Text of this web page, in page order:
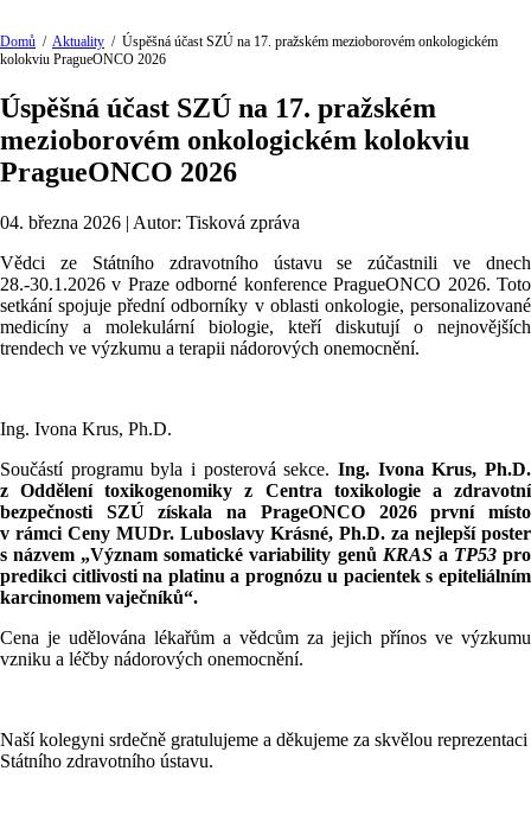
Domů / Aktuality / Úspěšná účast SZÚ na 17. pražském mezioborovém onkologickém
kolokviu PragueONCO 2026
Úspěšná účast SZÚ na 17. pražském
mezioborovém onkologickém kolokviu
PragueONCO 2026
04. března 2026 | Autor: Tisková zpráva
Vědci ze Státního zdravotního ústavu se zúčastnili ve dnech
28.-30.1.2026 v Praze odborné konference PragueONCO 2026. Toto
setkání spojuje přední odborníky v oblasti onkologie, personalizované
medicíny a molekulární biologie, kteří diskutují o nejnovějších
trendech ve výzkumu a terapii nádorových onemocnění.
Ing. Ivona Krus, Ph.D.
Součástí programu byla i posterová sekce. Ing. Ivona Krus, Ph.D.
z Oddělení toxikogenomiky z Centra toxikologie a zdravotní
bezpečnosti SZÚ získala na PrageONCO 2026 první místo
v rámci Ceny MUDr. Luboslavy Krásné, Ph.D. za nejlepší poster
s názvem „Význam somatické variability genů KRASa TP53pro
predikci citlivosti na platinu a prognózu u pacientek s epiteliálním
karcinomem vaječníků“.
Cena je udělována lékařům a vědcům za jejich přínos ve výzkumu
vzniku a léčby nádorových onemocnění.
Naší kolegyni srdečně gratulujeme a děkujeme za skvělou reprezentaci
Státního zdravotního ústavu.